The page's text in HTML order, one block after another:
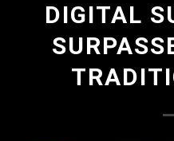
DIGITAL